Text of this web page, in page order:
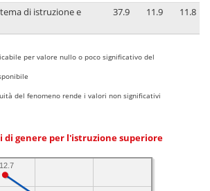
di istruzione e
37.9 11.9 11.8
per valore nullo o poco significativo del
del fenomeno rende i valori non significativi
di genere per l'istruzione superiore